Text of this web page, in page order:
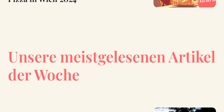
Unsere meistgelesenen Artikel
der Woche